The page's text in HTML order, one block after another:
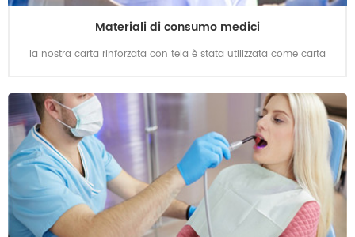
Materiali di consumo medici
la nostra carta rinforzata con tela è stata utilizzata come carta
del mercato della carta medica per le mani in tutto il mondo,
abbiamo anche altri materiali di consumo medici come lenzuolo
medico e carta con PE rotoli, bavaglini, mascherine, cuffie,
copriscarpe, guanti, camici e così via.